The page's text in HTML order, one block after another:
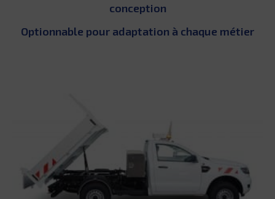
conception
Optionnable pour adaptation à chaque métier